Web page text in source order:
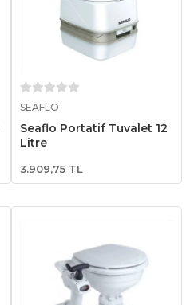
SEAFLO
Seaflo Portatif Tuvalet 12
Litre
3.909,75 TL